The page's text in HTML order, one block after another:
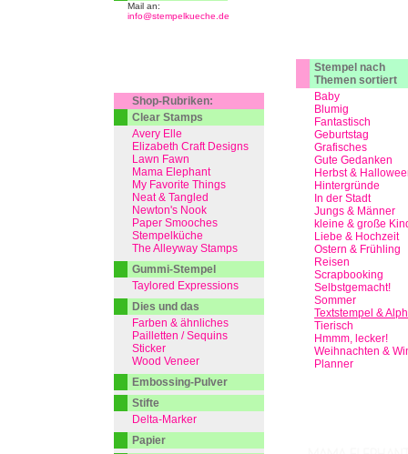
Stempel nach
Themen sortiert
Baby
Blumig
Fantastisch
Geburtstag
Grafisches
Gute Gedanken
Herbst &
Hintergründe
In der Stadt
Jungs & Männer
kleine & große
Liebe & Hochzeit
Ostern & Frühling
Reisen
Scrapbooking
Selbstgemacht!
Sommer
Textstempel &
Tierisch
Hmmm, lecker!
Weihnachten &
Planner
Mail an:
info@stempelkueche.de
Shop-Rubriken:
Clear Stamps
Avery Elle
Elizabeth Craft Designs
Lawn Fawn
Mama Elephant
My Favorite Things
Neat & Tangled
Newton's Nook
Paper Smooches
Stempelküche
The Alleyway Stamps
Gummi-Stempel
Taylored Expressions
Dies und das
Farben & ähnliches
Pailletten / Sequins
Sticker
Wood Veneer
Embossing-Pulver
Stifte
Delta-Marker
Papier